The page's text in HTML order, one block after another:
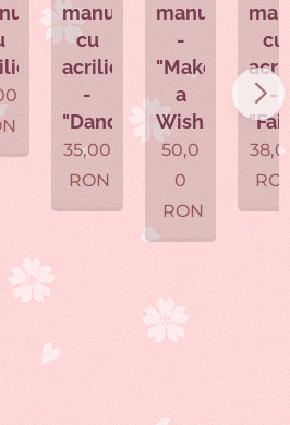
manual
cu
acrilice
"Dandelion'
35,00
manual
-
"Make
Wish"
50,0
RON
manual
acrilice
-
"Fairy"
38,00